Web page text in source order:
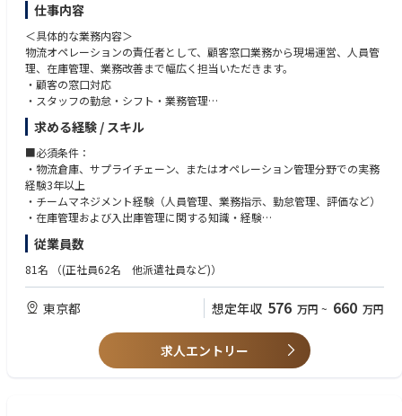
仕事内容
＜具体的な業務内容＞
物流オペレーションの責任者として、顧客窓口業務から現場運営、人員管
理、在庫管理、業務改善まで幅広く担当いただきます。
・顧客の窓口対応
・スタッフの勤怠・シフト・業務管理
・入出庫および在庫管理
・現場巡回、5S活動の推進
・日次・週次レポート作成および報告
・四半期ごとのビジネスレビュー（QBR）の実施
・業務改善プロジェクトの進捗管理（WBS管理）
・運営計画の策定およびオペレーション全体の管理
・安定した現場運営と継続的な業務改善を推進し、顧客満足度向上に貢献
求める経験 / スキル
■必須条件：
・物流倉庫、サプライチェーン、またはオペレーション管理分野での実務
経験3年以上
・チームマネジメント経験（人員管理、業務指示、勤怠管理、評価など）
・在庫管理および入出庫管理に関する知識・経験
・顧客対応および社内外関係者との調整・折衝経験
・KPI管理、業務改善活動の推進経験
・ビジネスレベルの英語力（会議・メール対応が可能な方）
・基本的なPCスキル（Excel、PowerPoint）
■歓迎条件
・物流センターや倉庫でのマネジメント経験
・外資系企業での勤務経験
・WMS（倉庫管理システム）の利用経験
従業員数
81名 （(正社員62名 他派遣社員など)）
東京都 想定年収 576 万円 ~ 660 万円
求人エントリー